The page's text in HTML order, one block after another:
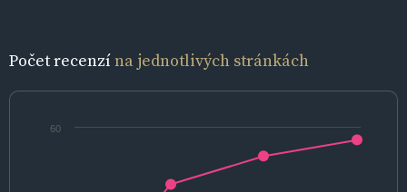
Počet recenzína jednotlivých stránkách
60